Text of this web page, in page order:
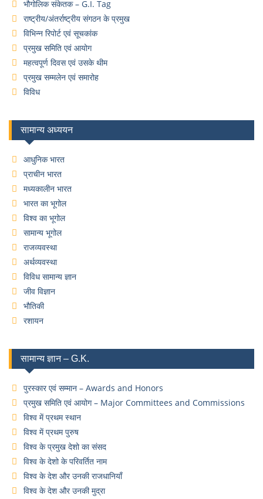
भौगोलिक संकेतक – G.I. Tag
राष्ट्रीय/अंतर्राष्ट्रीय संगठन के प्रमुख
विभिन्न रिपोर्ट एवं सूचकांक
प्रमुख समिति एवं आयोग
महत्वपूर्ण दिवस एवं उसके थीम
प्रमुख सम्मलेन एवं समारोह
विविध
सामान्य अध्ययन
आधुनिक भारत
प्राचीन भारत
मध्यकालीन भारत
भारत का भूगोल
विश्व का भूगोल
सामान्य भूगोल
राजव्यवस्था
अर्थव्यवस्था
विविध सामान्य ज्ञान
जीव विज्ञान
भौतिकी
रशायन
सामान्य ज्ञान – G.K.
पुरस्कार एवं सम्मान – Awards and Honors
प्रमुख समिति एवं आयोग – Major Committees and Commissions
विश्व में प्रथम स्थान
विश्व में प्रथम पुरुष
विश्व के प्रमुख देशो का संसद
विश्व के देशो के परिवर्तित नाम
विश्व के देश और उनकी राजधानियाँ
विश्व के देश और उनकी मुद्रा